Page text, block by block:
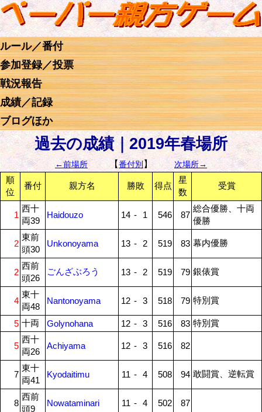
ルール／番付
参加登録／投票
戦況報告
成績／記録
ブログほか
過去の成績｜2019年春場所
←前場所 【番付別 】 次場所→
順
位
番付 親方名 勝敗 得点
星
数
受賞
1
西十
両39
Haidouzo 14 - 1 546 87
総合優勝、十両
優勝
2
東前
頭30
Unkonoyama 13 - 2 519 83 幕内優勝
2
西前
頭26
ごんざぶろう 13 - 2 519 79 銀俵賞
4
東十
両48
Nantonoyama 12 - 3 518 79 特別賞
5 十両 Golynohana 12 - 3 516 83 特別賞
5
西十
両26
Achiyama 12 - 3 516 82
7
東十
両41
Kyodaitimu 11 - 4 508 94 敢闘賞、逆転賞
8
西前
頭9
Nowataminari 11 - 4 502 87